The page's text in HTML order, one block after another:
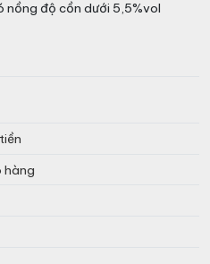
nồng độ cồn dưới 5,5%vol
hàng